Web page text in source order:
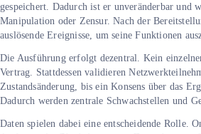
gespeichert. Dadurch ist er unveränderbar und
Manipulation oder Zensur. Nach der
auslösende Ereignisse, um seine Funktionen
Die Ausführung erfolgt dezentral. Kein
Vertrag. Stattdessen validieren
Zustandsänderung, bis ein Konsens über das
Dadurch werden zentrale Schwachstellen und
Daten spielen dabei eine entscheidende Rolle.